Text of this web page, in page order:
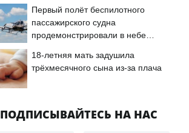
Первый полёт беспилотного
пассажирского судна
продемонстрировали в небе
18-летняя мать задушила
трёхмесячного сына из-за плача
ПОДПИСЫВАЙТЕСЬ НА НАС